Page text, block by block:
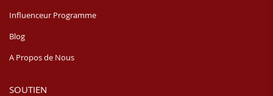
Influenceur Programme
Blog
A Propos de Nous
SOUTIEN